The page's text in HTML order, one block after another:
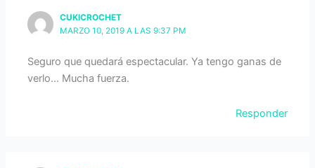
CUKICROCHET
MARZO 10, 2019 A LAS 9:37 PM
Seguro que quedará espectacular. Ya tengo ganas de
verlo… Mucha fuerza.
Responder